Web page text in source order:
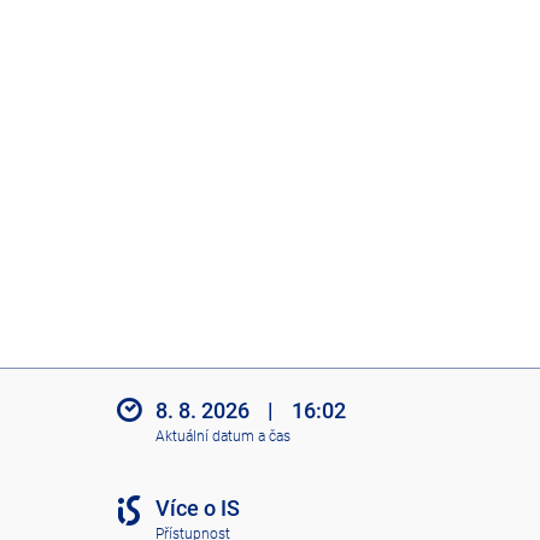
8. 8. 2026 | 16:02
Aktuální datum a čas
Více o IS
Přístupnost